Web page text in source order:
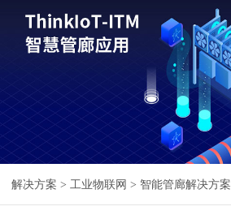
解决方案 > 工业物联网 > 智能管廊解决方案